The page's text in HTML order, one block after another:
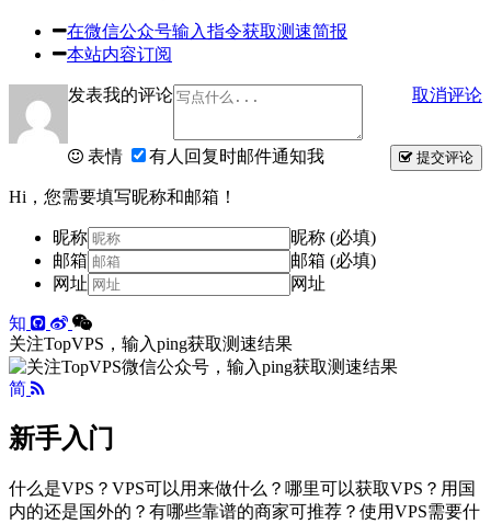
在微信公众号输入指令获取测速简报
本站内容订阅
发表我的评论 取消评论
提交评论
表情 有人回复时邮件通知我
Hi，您需要填写昵称和邮箱！
昵称
昵称 (必填)
邮箱
邮箱 (必填)
网址
网址
知
关注TopVPS，输入ping获取测速结果
简
新手入门
什么是VPS？VPS可以用来做什么？哪里可以获取VPS？用国
内的还是国外的？有哪些靠谱的商家可推荐？使用VPS需要什